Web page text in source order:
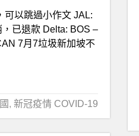
可以跳過小作文 JAL:
已退款 Delta: BOS –
7月7垃圾新加坡不
, 新冠疫情 COVID-19